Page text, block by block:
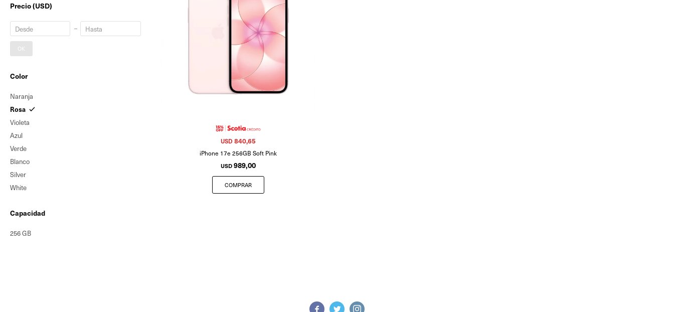
iPhone 17e 256GB Soft Pink
USD989,00
USD 840,65
Precio(USD)
OK
Color
Naranja
Rosa
Violeta
Azul
Verde
Blanco
Silver
White
Capacidad
256 GB
  